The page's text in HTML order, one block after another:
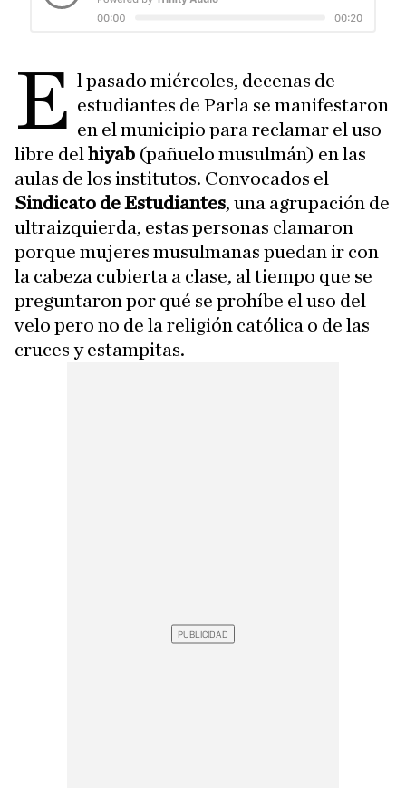
E l pasado miércoles, decenas de
estudiantes de Parla se manifestaron
en el municipio para reclamar el uso
libre del hiyab (pañuelo musulmán) en las
aulas de los institutos. Convocados el
Sindicato de Estudiantes, una agrupación de
ultraizquierda, estas personas clamaron
porque mujeres musulmanas puedan ir con
la cabeza cubierta a clase, al tiempo que se
preguntaron por qué se prohíbe el uso del
velo pero no de la religión católica o de las
cruces y estampitas.